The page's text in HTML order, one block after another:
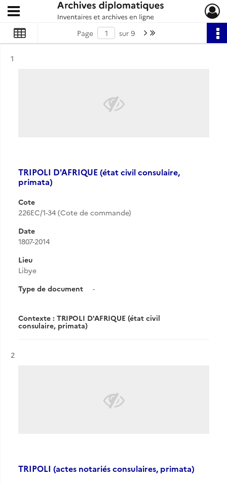
Archives diplomatiques
Ouvrir le menu déroulant
Page sur 9 Page suivante : 1/9
Résultat n°
1
TRIPOLI D'AFRIQUE (état civil consulaire,
primata)
Cote
226EC/1-34 (Cote de commande)
Date
1807-2014
Lieu
Libye
Type de document
-
Contexte : TRIPOLI D'AFRIQUE (état civil
consulaire, primata)
Résultat n°
2
TRIPOLI (actes notariés consulaires, primata)